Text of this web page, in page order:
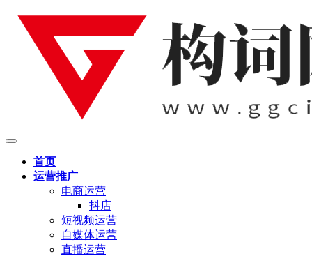
首页
运营推广
电商运营
抖店
短视频运营
自媒体运营
直播运营